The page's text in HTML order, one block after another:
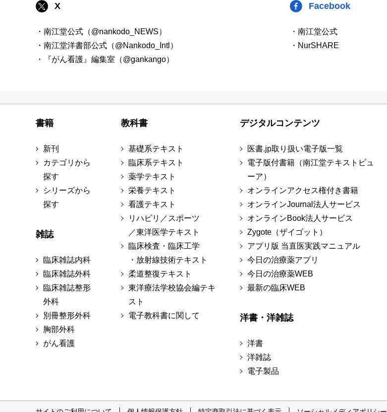
X
・南江堂公式（@nankodo_NEWS）
・南江堂洋書部公式（@Nankodo_Intl）
・『がん看護』編集室（@gankango）
Facebook
・南江堂公式
・NurSHARE
書籍
新刊
カテゴリから
探す
シリーズから
探す
雑誌
臨床雑誌内科
臨床雑誌外科
臨床雑誌整形
外科
別冊整形外科
胸部外科
がん看護
教科書
基礎系テキスト
臨床系テキスト
薬学テキスト
栄養テキスト
看護テキスト
リハビリ／スポーツ
／東洋医学テキスト
臨床検査・臨床工学
・放射線技術テキスト
柔道整復テキスト
東洋療法学校協会編テキ
スト
電子教科書に関して
デジタルコンテンツ
医書.jp取り扱い電子版一覧
電子版付書籍（南江堂テキストビュ
ーア）
オンラインアクセス権付き書籍
オンラインJournal法人サービス
オンラインBook法人サービス
Zygote（ザイゴット）
アプリ版 当直医実践マニュアル
今日の治療薬アプリ
今日の治療薬WEB
最新の臨床WEB
洋書・洋雑誌
洋書
洋雑誌
電子製品